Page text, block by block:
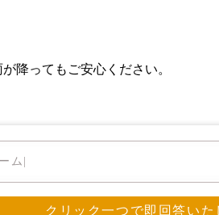
降ってもご安心ください。